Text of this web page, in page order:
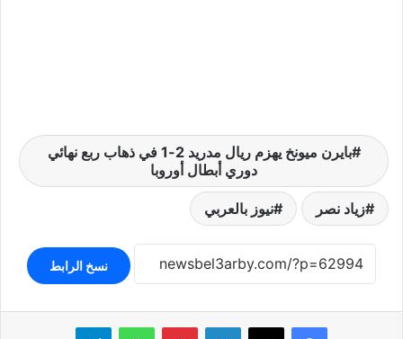
بايرن ميونخ يهزم ريال مدريد 2-1 في ذهاب ربع نهائي
دوري أبطال أوروبا
زياد نصر نيوز بالعربي
نسخ الرابط
لينكدإن بينتيريستواتساب تيلقرام